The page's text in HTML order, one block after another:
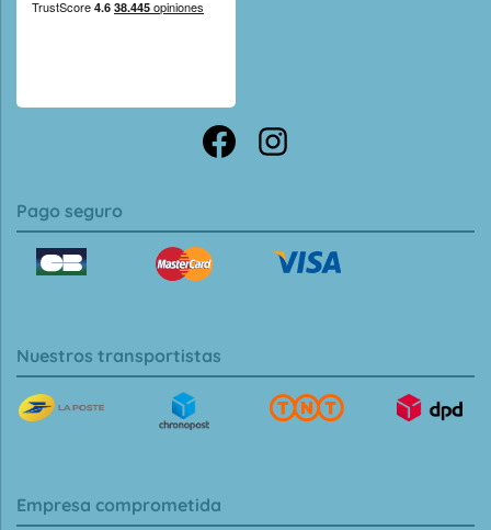
Pago seguro
Nuestros transportistas
Empresa comprometida